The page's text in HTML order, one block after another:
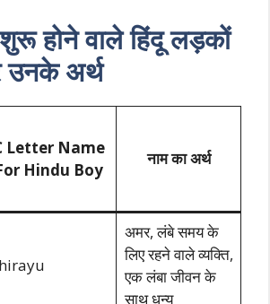
होने वाले हिंदू लड़कों
अर्थ
Letter Name
Hindu Boy
नाम का अर्थ
अमर, लंबे समय के
लिए रहने वाले व्यक्ति,
एक लंबा जीवन के
साथ धन्य